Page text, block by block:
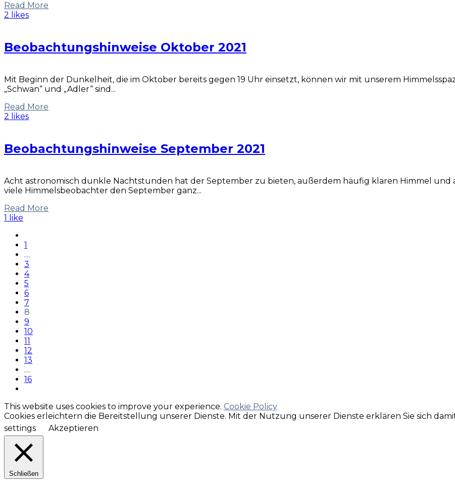
Read More
2 likes
Beobachtungshinweise Oktober 2021
Mit Beginn der Dunkelheit, die im Oktober bereits gegen 19 Uhr einsetzt, können wir mit unserem
„Schwan“ und „Adler“ sind...
Read More
2 likes
Beobachtungshinweise September 2021
Acht astronomisch dunkle Nachtstunden hat der September zu bieten, außerdem häufig klaren Himmel und
viele Himmelsbeobachter den September ganz...
Read More
1 like
1
…
3
4
5
6
7
8
9
10
11
12
13
…
16
This website uses cookies to improve your experience. Cookie Policy
Cookies erleichtern die Bereitstellung unserer Dienste. Mit der Nutzung unserer Dienste erklären Sie sich
settings
Akzeptieren
Schließen